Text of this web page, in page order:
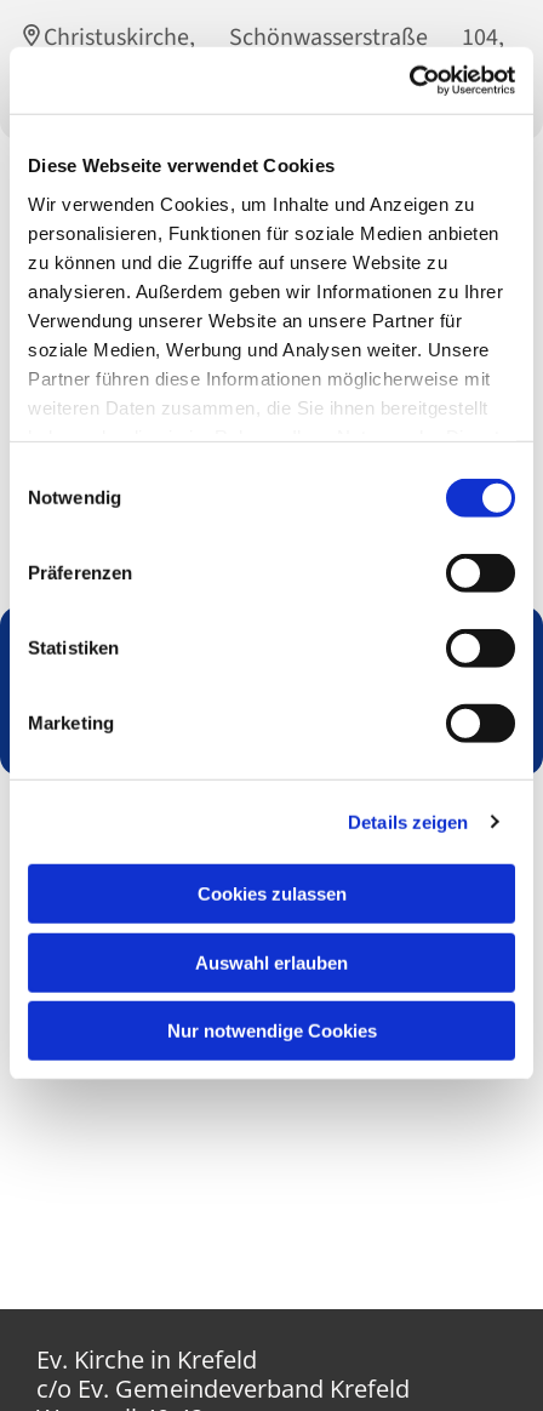
Diese Webseite verwendet Cookies
Wir verwenden Cookies, um Inhalte und Anzeigen zu
personalisieren, Funktionen für soziale Medien anbieten
zu können und die Zugriffe auf unsere Website zu
analysieren. Außerdem geben wir Informationen zu Ihrer
Verwendung unserer Website an unsere Partner für
soziale Medien, Werbung und Analysen weiter. Unsere
Partner führen diese Informationen möglicherweise mit
weiteren Daten zusammen, die Sie ihnen bereitgestellt
Notwendig
Präferenzen
Statistiken
Marketing
Details zeigen
Cookies zulassen
Auswahl erlauben
Nur notwendige Cookies
Christuskirche, Schönwasserstraße 104,
Ev. Kirche in Krefeld
c/o Ev. Gemeindeverband Krefeld